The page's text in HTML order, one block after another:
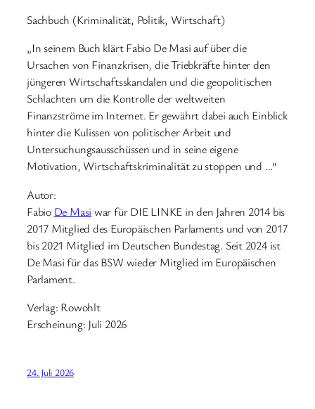
Sachbuch (Kriminalität, Politik, Wirtschaft)
„In seinem Buch klärt Fabio De Masi auf über die
Ursachen von Finanzkrisen, die Triebkräfte hinter den
jüngeren Wirtschaftsskandalen und die geopolitischen
Schlachten um die Kontrolle der weltweiten
Finanzströme im Internet. Er gewährt dabei auch Einblick
hinter die Kulissen von politischer Arbeit und
Untersuchungsausschüssen und in seine eigene
Motivation, Wirtschaftskriminalität zu stoppen und …“
Autor:
Fabio De Masi war für DIE LINKE in den Jahren 2014 bis
2017 Mitglied des Europäischen Parlaments und von 2017
bis 2021 Mitglied im Deutschen Bundestag. Seit 2024 ist
De Masi für das BSW wieder Mitglied im Europäischen
Parlament.
Verlag: Rowohlt
Erscheinung: Juli 2026
24. Juli 2026